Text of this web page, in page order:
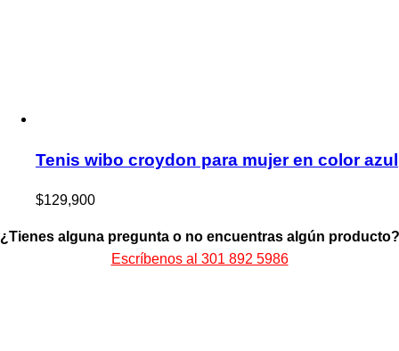
Tenis wibo croydon para mujer en color azul
$129,900
¿Tienes alguna pregunta o no encuentras algún producto?
Escríbenos al 301 892 5986